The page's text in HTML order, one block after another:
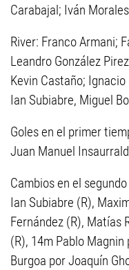
Carabajal; Iván
River: Franco Armani;
Leandro González
Kevin Castaño;
Ian Subiabre, Miguel
Goles en el primer
Juan Manuel
Cambios en el
Ian Subiabre (R),
Fernández (R), Matías
(R), 14m Pablo
Burgoa por Joaquín